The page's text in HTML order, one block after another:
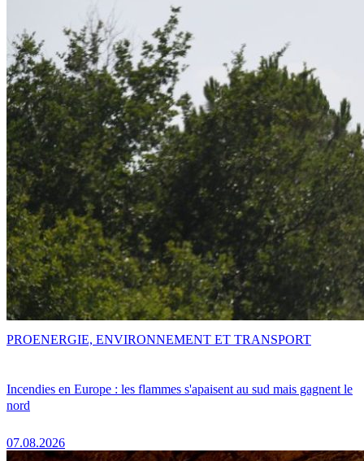
Incendies en Europe : les flammes s'apaisent au sud mais gagnent le
nord
07.08.2026
PROENERGIE, ENVIRONNEMENT ET TRANSPORT